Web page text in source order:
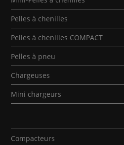
Pelles à chenilles
Pelles à chenilles COMPACT
Pelles à pneu
Chargeuses
Mini chargeurs
Compacteurs